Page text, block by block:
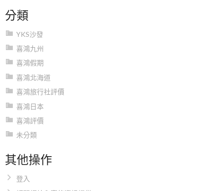
分類
YKS沙發
喜鴻九州
喜鴻假期
喜鴻北海道
喜鴻旅行社評價
喜鴻日本
喜鴻評價
未分類
其他操作
登入